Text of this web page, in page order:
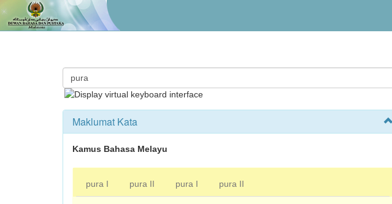
Maklumat Kata
Kamus Bahasa Melayu
pura I pura II pura I pura II